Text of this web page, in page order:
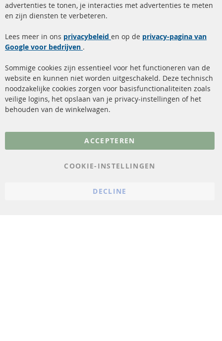
Snelle links
Roetfilter reiniging
Katalysator (KAT)
sensoren
FAQ
Kundenservice
Verzendingskosten
Contact
Annuleer contract
Gegevensbescherming
advertenties te tonen, je interacties met advertenties te meten
en zijn diensten te verbeteren.
Lees meer in ons privacybeleid en op de privacy-pagina van
Google voor bedrijven .
Sommige cookies zijn essentieel voor het functioneren van de
website en kunnen niet worden uitgeschakeld. Deze technisch
noodzakelijke cookies zorgen voor basisfunctionaliteiten zoals
veilige logins, het opslaan van je privacy-instellingen of het
behouden van de winkelwagen.
ACCEPTEREN
COOKIE-INSTELLINGEN
DECLINE